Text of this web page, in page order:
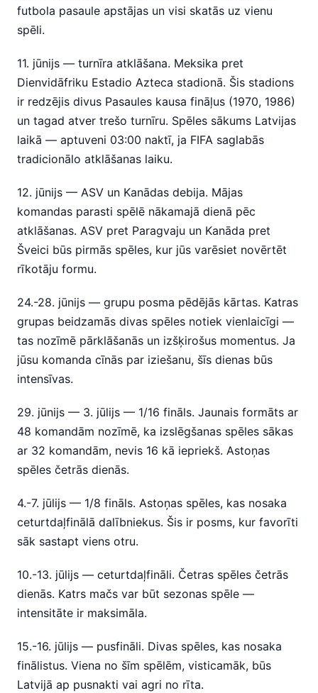
futbola pasaule apstājas un visi skatās uz vienu
spēli.
11. jūnijs — turnīra atklāšana. Meksika pret
Dienvidāfriku Estadio Azteca stadionā. Šis stadions
ir redzējis divus Pasaules kausa fināļus (1970, 1986)
un tagad atver trešo turnīru. Spēles sākums Latvijas
laikā — aptuveni 03:00 naktī, ja FIFA saglabās
tradicionālo atklāšanas laiku.
12. jūnijs — ASV un Kanādas debija. Mājas
komandas parasti spēlē nākamajā dienā pēc
atklāšanas. ASV pret Paragvaju un Kanāda pret
Šveici būs pirmās spēles, kur jūs varēsiet novērtēt
rīkotāju formu.
24.-28. jūnijs — grupu posma pēdējās kārtas. Katras
grupas beidzamās divas spēles notiek vienlaicīgi —
tas nozīmē pārklāšanās un izšķirošus momentus. Ja
jūsu komanda cīnās par iziešanu, šīs dienas būs
intensīvas.
29. jūnijs — 3. jūlijs — 1/16 fināls. Jaunais formāts ar
48 komandām nozīmē, ka izslēgšanas spēles sākas
ar 32 komandām, nevis 16 kā iepriekš. Astoņas
spēles četrās dienās.
4.-7. jūlijs — 1/8 fināls. Astoņas spēles, kas nosaka
ceturtdaļfinālā dalībniekus. Šis ir posms, kur favorīti
sāk sastapt viens otru.
10.-13. jūlijs — ceturtdaļfināli. Četras spēles četrās
dienās. Katrs mačs var būt sezonas spēle —
intensitāte ir maksimāla.
15.-16. jūlijs — pusfināli. Divas spēles, kas nosaka
finālistus. Viena no šīm spēlēm, visticamāk, būs
Latvijā ap pusnakti vai agri no rīta.